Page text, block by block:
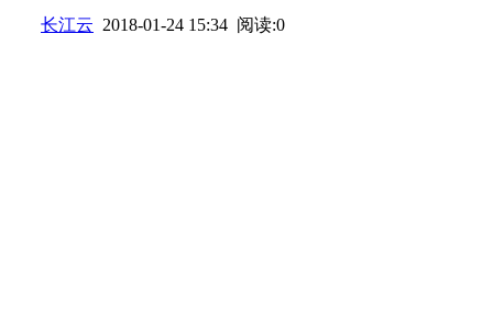
长江云 2018-01-24 15:34 阅读:0